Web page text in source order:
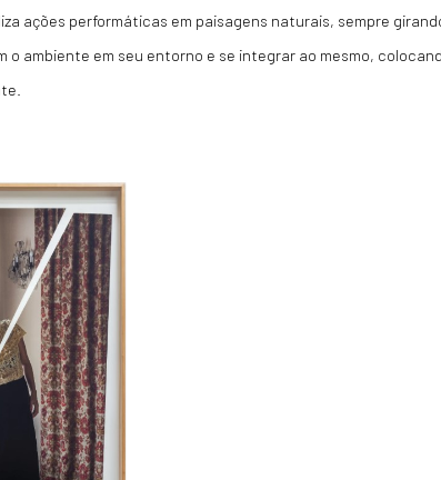
ações performáticas em paisagens naturais, sempre
o ambiente em seu entorno e se integrar ao mesmo,